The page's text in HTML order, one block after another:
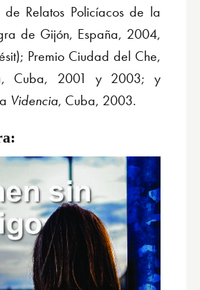
de Relatos Policíacos de la
de Gijón, España, 2004,
Premio Ciudad del Che,
Cuba, 2001 y 2003; y
Videncia, Cuba, 2003.